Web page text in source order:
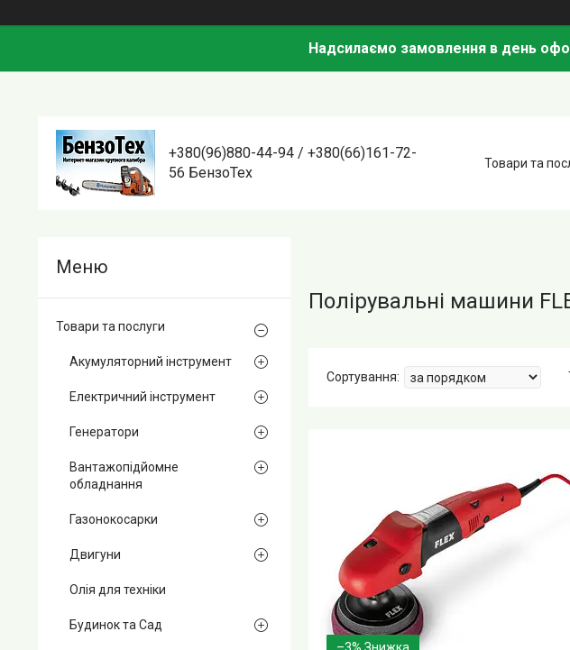
Надсилаємо замовлення в день
+380(96)880-44-94 / +380(66)161-72-
56 БензоТех
Товари та
Полірувальні машини
–3%
Товари та послуги
Акумуляторний інструмент
Електричний інструмент
Генератори
Вантажопідйомне
обладнання
Газонокосарки
Двигуни
Олія для техніки
Будинок та Сад